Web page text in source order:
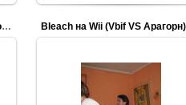
Bleach на Wii. Vbif празднует победу Bleach на Wii (Vbif VS Арагорн)
13.03.2012